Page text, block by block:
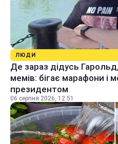
ЛЮДИ
Де зараз дідусь
мемів: бігає марафони і
президентом
06 серпня 2026, 12:51